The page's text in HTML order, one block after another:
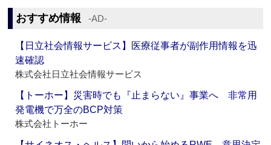
おすすめ情報 ‐AD‐
【日立社会情報サービス】医療従事者が副作用情報を迅
速確認
株式会社日立社会情報サービス
【トーホー】災害時でも『止まらない』事業へ 非常用
発電機で万全のBCP対策
株式会社トーホー